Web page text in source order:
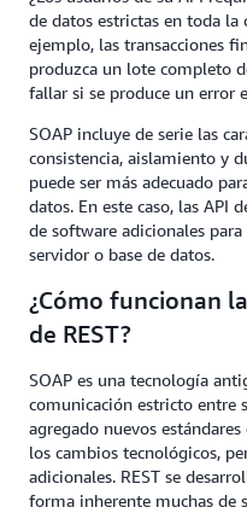
de datos estrictas en toda la
ejemplo, las transacciones
produzca un lote completo
fallar si se produce un error
SOAP incluye de serie las
consistencia, aislamiento y
puede ser más adecuado
datos. En este caso, las API
de software adicionales
servidor o base de datos.
¿Cómo funcionan
de REST?
SOAP es una tecnología
comunicación estricto entre
agregado nuevos
los cambios tecnológicos,
adicionales. REST se
forma inherente muchas de